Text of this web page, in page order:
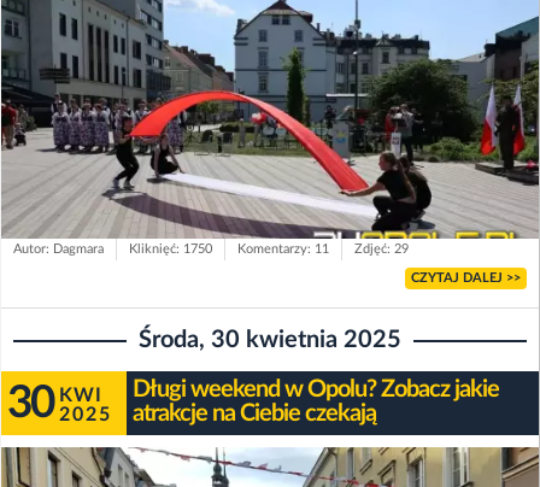
Autor: Dagmara Kliknięć: 1750 Komentarzy: 11 Zdjęć: 29
CZYTAJ DALEJ >>
Środa, 30 kwietnia 2025
30 KWI
2025
Długi weekend w Opolu? Zobacz jakie
atrakcje na Ciebie czekają